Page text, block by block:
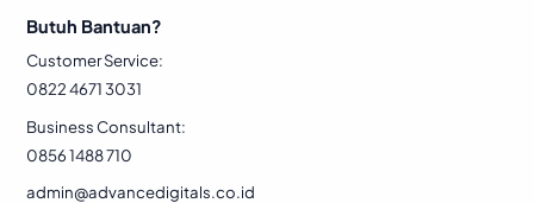
Butuh Bantuan?
Customer Service:
0822 4671 3031
Business Consultant:
0856 1488 710
admin@advancedigitals.co.id